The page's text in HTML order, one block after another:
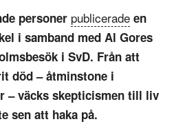
personer publicerade en
i samband med Al Gores
i SvD. Från att
död – åtminstone i
– väcks skepticismen till liv
sen att haka på.